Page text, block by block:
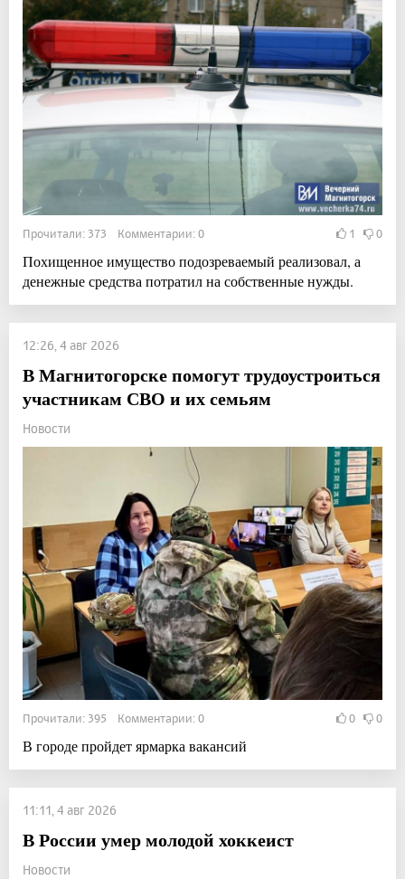
Прочитали: 373 Комментарии: 0 1 0
Похищенное имущество подозреваемый реализовал, а
денежные средства потратил на собственные нужды.
12:26, 4 авг 2026
В Магнитогорске помогут трудоустроиться
участникам СВО и их семьям
Новости
Прочитали: 395 Комментарии: 0 0 0
В городе пройдет ярмарка вакансий
11:11, 4 авг 2026
В России умер молодой хоккеист
Новости